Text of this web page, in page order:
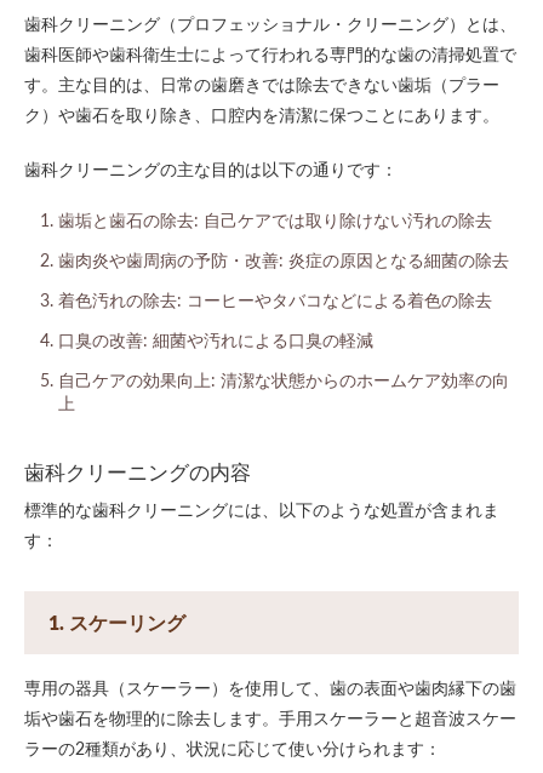
歯科クリーニング（プロフェッショナル・クリーニング）とは、
歯科医師や歯科衛生士によって行われる専門的な歯の清掃処置で
す。主な目的は、日常の歯磨きでは除去できない歯垢（プラー
ク）や歯石を取り除き、口腔内を清潔に保つことにあります。
歯科クリーニングの主な目的は以下の通りです：
歯垢と歯石の除去: 自己ケアでは取り除けない汚れの除去
歯肉炎や歯周病の予防・改善: 炎症の原因となる細菌の除去
着色汚れの除去: コーヒーやタバコなどによる着色の除去
口臭の改善: 細菌や汚れによる口臭の軽減
自己ケアの効果向上: 清潔な状態からのホームケア効率の向
上
歯科クリーニングの内容
標準的な歯科クリーニングには、以下のような処置が含まれま
す：
1. スケーリング
専用の器具（スケーラー）を使用して、歯の表面や歯肉縁下の歯
垢や歯石を物理的に除去します。手用スケーラーと超音波スケー
ラーの2種類があり、状況に応じて使い分けられます：